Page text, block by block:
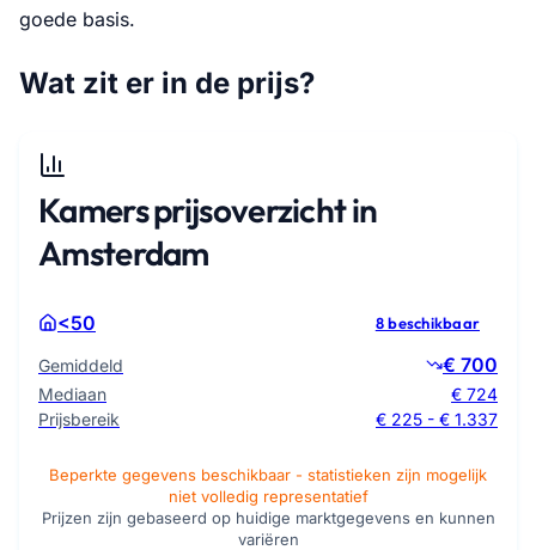
goede basis.
Wat zit er in de prijs?
Kamers prijsoverzicht in
Amsterdam
<50 8 beschikbaar
Gemiddeld € 700
Mediaan
€ 724
Prijsbereik
€ 225 - € 1.337
Beperkte gegevens beschikbaar - statistieken zijn mogelijk
niet volledig representatief
Prijzen zijn gebaseerd op huidige marktgegevens en kunnen
variëren